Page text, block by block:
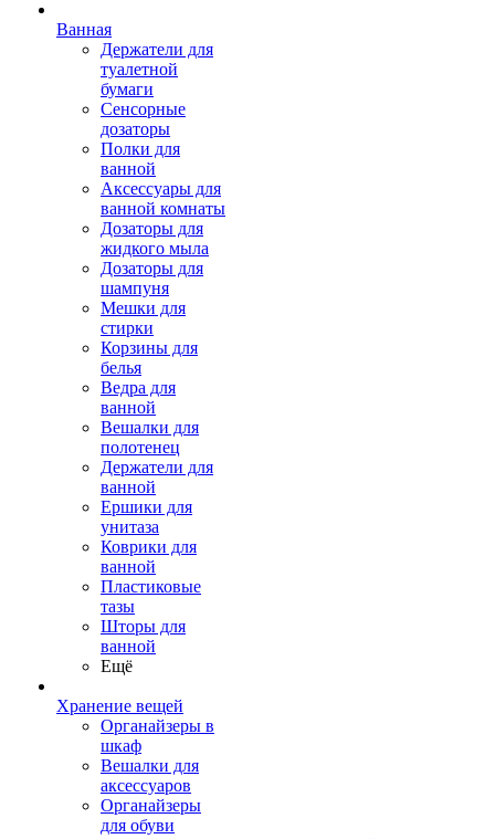
Ванная
Держатели для
туалетной
бумаги
Сенсорные
дозаторы
Полки для
ванной
Аксессуары для
ванной комнаты
Дозаторы для
жидкого мыла
Дозаторы для
шампуня
Мешки для
стирки
Корзины для
белья
Ведра для
ванной
Вешалки для
полотенец
Держатели для
ванной
Ершики для
унитаза
Коврики для
ванной
Пластиковые
тазы
Шторы для
ванной
Ещё
Хранение вещей
Органайзеры в
шкаф
Вешалки для
аксессуаров
Органайзеры
для обуви